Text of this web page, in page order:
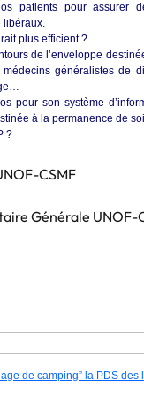
patients pour assurer
libéraux.
plus efficient ?
de l’enveloppe
généralistes de
pour son système
à la permanence de
?
CSMF
Générale UNOF-
de camping” la PDS des